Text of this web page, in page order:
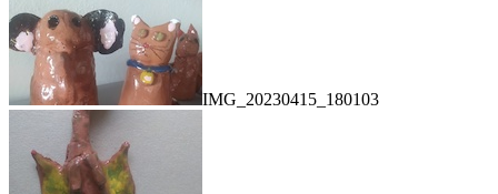
IMG_20230415_180103